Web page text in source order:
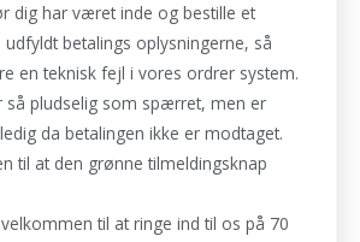
dig har været inde og bestille et
betalings oplysningerne, så
en teknisk fejl i vores ordrer system.
så pludselig som spærret, men er
da betalingen ikke er modtaget.
til at den grønne tilmeldingsknap
til at ringe ind til os på 70